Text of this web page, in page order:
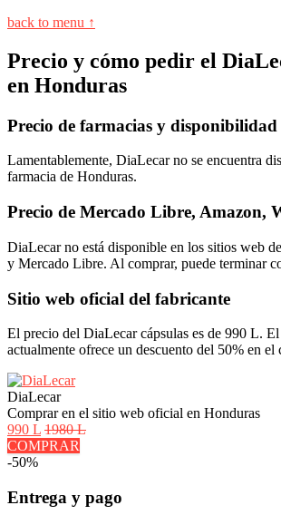
back to menu ↑
Precio y cómo pedir el
en Honduras
Precio de farmacias y disponibilidad
Lamentablemente, DiaLecar no se encuentra
farmacia de Honduras.
Precio de Mercado Libre, Amazon,
DiaLecar no está disponible en los sitios web
y Mercado Libre. Al comprar, puede terminar
Sitio web oficial del fabricante
El precio del DiaLecar cápsulas es de 990 L.
actualmente ofrece un descuento del 50% en el
DiaLecar
Comprar en el sitio web oficial en Honduras
990 L 1980 L
COMPRAR
-50%
Entrega y pago